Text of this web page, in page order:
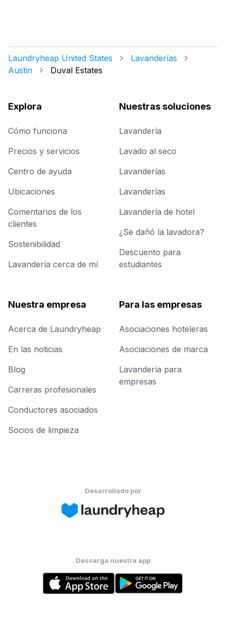
Laundryheap United States
Lavanderías
Austin
Duval Estates
Explora
Cómo funciona
Precios y servicios
Centro de ayuda
Ubicaciones
Comentarios de los
clientes
Sostenibilidad
Lavandería cerca de mí
Nuestras soluciones
Lavandería
Lavado al seco
Lavanderías
Lavanderías
Lavandería de hotel
¿Se dañó la lavadora?
Descuento para
estudiantes
Nuestra empresa
Acerca de Laundryheap
En las noticias
Blog
Carreras profesionales
Conductores asociados
Socios de limpieza
Para las empresas
Asociaciones hoteleras
Asociaciones de marca
Lavandería para
empresas
Desarrollado por
Descarga nuestra app